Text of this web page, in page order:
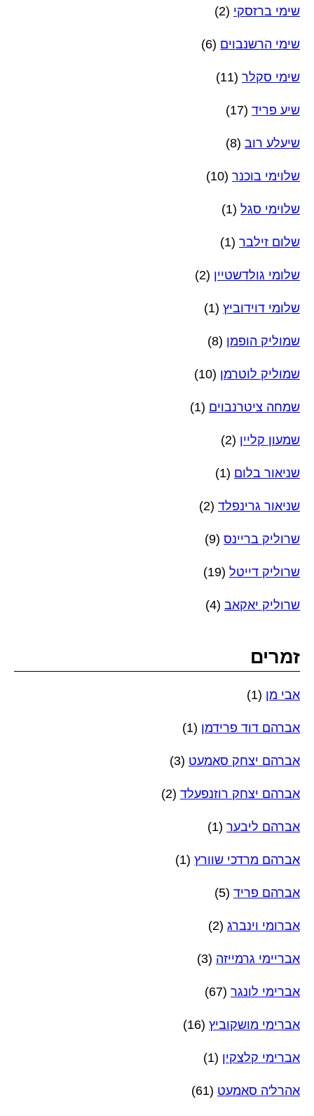
שימי ברזסקי (2)
שימי הרשנבוים (6)
שימי סקלר (11)
שיע פריד (17)
שיעלע רוב (8)
שלוימי בוכנר (10)
שלוימי סגל (1)
שלום זילבר (1)
שלומי גולדשטיין (2)
שלומי דוידוביץ (1)
שמוליק הופמן (8)
שמוליק לוטרמן (10)
שמחה ציטרנבוים (1)
שמעון קליין (2)
שניאור בלום (1)
שניאור גרינפלד (2)
שרוליק בריינס (9)
שרוליק דייטל (19)
שרוליק יאקאב (4)
זמרים
אבי מן (1)
אברהם דוד פרידמן (1)
אברהם יצחק סאמעט (3)
אברהם יצחק רוזנפעלד (2)
אברהם ליבער (1)
אברהם מרדכי שוורץ (1)
אברהם פריד (5)
אברומי וינברג (2)
אבריימי גרמייזה (3)
אברימי לונגר (67)
אברימי מושקוביץ (16)
אברימי קלצקין (1)
אהרל'ה סאמעט (61)